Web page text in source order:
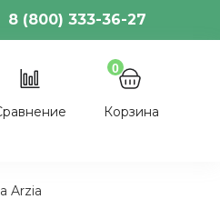
8 (800) 333-36-27
0
Корзина
Arzia